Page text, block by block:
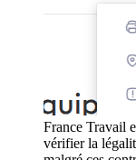
France Travail
vérifier la